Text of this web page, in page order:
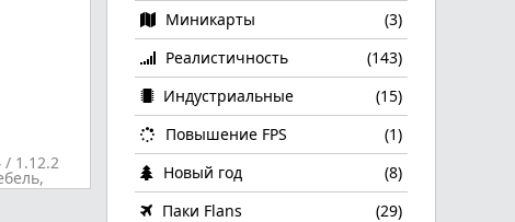
/ 1.12.2
Миникарты
(3)
Реалистичность
(143)
Индустриальные
(15)
Повышение FPS
(1)
Новый год
(8)
Паки Flans
(29)